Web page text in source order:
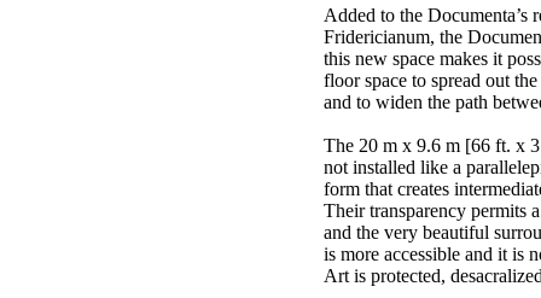
Added to the Documenta’s
Fridericianum, the
this new space makes it
floor space to spread out
and to widen the path
The 20 m x 9.6 m [66 ft. x
not installed like a
form that creates
Their transparency permits
and the very beautiful
is more accessible and it is
Art is protected,